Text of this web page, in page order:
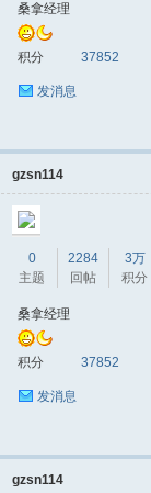
桑拿经理
积分 37852
发消息
gzsn114
0
主题
2284
回帖
3万
积分
桑拿经理
积分 37852
发消息
gzsn114